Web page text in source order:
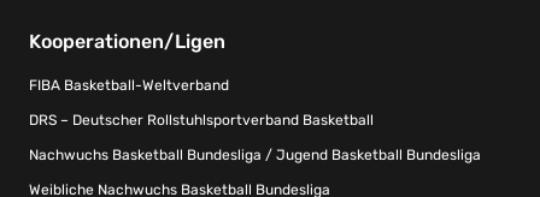
Kooperationen/Ligen
FIBA Basketball-Weltverband
DRS – Deutscher Rollstuhlsportverband Basketball
Nachwuchs Basketball Bundesliga / Jugend Basketball Bundesliga
Weibliche Nachwuchs Basketball Bundesliga